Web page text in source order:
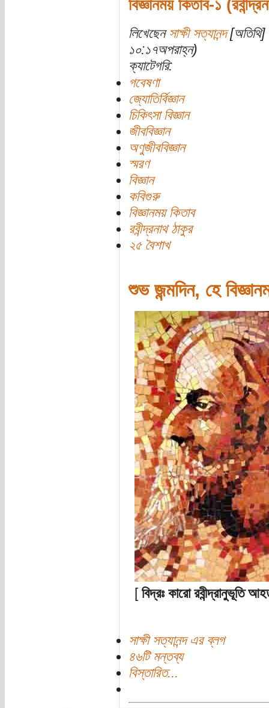
বিজ্ঞানময় কিতাব-১
লিখেছেন সাক্ষী সত্যানন্দ[অতিথি]
১০:১৭অপরাহ্ন)
ক্যাটেগরি:
গবেষণা
জ্যোতির্বিজ্ঞান
চিকিৎসা বিজ্ঞান
জীববিজ্ঞান
অণুজীববিজ্ঞান
স্মরণ
বিজ্ঞান
কবিগুরু
বিজ্ঞানময় কিতাব
রবীন্দ্রনাথ ঠাকুর
২৫ বৈশাখ
শুভ জন্মদিন, হে
[ বিদ্রঃ কারো রবীন্দ্রানুভূতি
সাক্ষী সত্যানন্দ এর ব্লগ
৪৬টি মন্তব্য
বিস্তারিত...